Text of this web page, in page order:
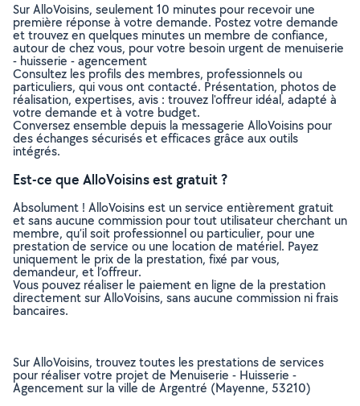
Sur AlloVoisins, seulement 10 minutes pour recevoir une
première réponse à votre demande. Postez votre demande
et trouvez en quelques minutes un membre de confiance,
autour de chez vous, pour votre besoin urgent de menuiserie
- huisserie - agencement
Consultez les profils des membres, professionnels ou
particuliers, qui vous ont contacté. Présentation, photos de
réalisation, expertises, avis : trouvez l'offreur idéal, adapté à
votre demande et à votre budget.
Conversez ensemble depuis la messagerie AlloVoisins pour
des échanges sécurisés et efficaces grâce aux outils
intégrés.
Est-ce que AlloVoisins est gratuit ?
Absolument ! AlloVoisins est un service entièrement gratuit
et sans aucune commission pour tout utilisateur cherchant un
membre, qu’il soit professionnel ou particulier, pour une
prestation de service ou une location de matériel. Payez
uniquement le prix de la prestation, fixé par vous,
demandeur, et l’offreur.
Vous pouvez réaliser le paiement en ligne de la prestation
directement sur AlloVoisins, sans aucune commission ni frais
bancaires.
Sur AlloVoisins, trouvez toutes les prestations de services
pour réaliser votre projet de Menuiserie - Huisserie -
Agencement sur la ville de Argentré (Mayenne, 53210)